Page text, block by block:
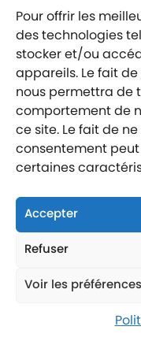
Pour offrir les
des technologies
stocker et/ou
appareils. Le fait
nous permettra de
comportement de
ce site. Le fait de
consentement
certaines
Accepter
Refuser
Voir les préférences